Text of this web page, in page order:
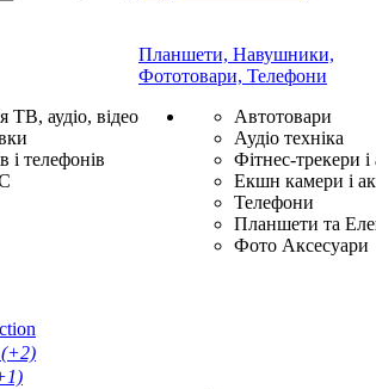
ТВ, аудіо, відео
і телефонів
Планшети, Навушники,
Фототовари, Телефони
Автотовари
Аудіо техніка
Фітнес-трекери і
Екшн камери і
Телефони
Планшети та
Фото Аксесуари
(+2)